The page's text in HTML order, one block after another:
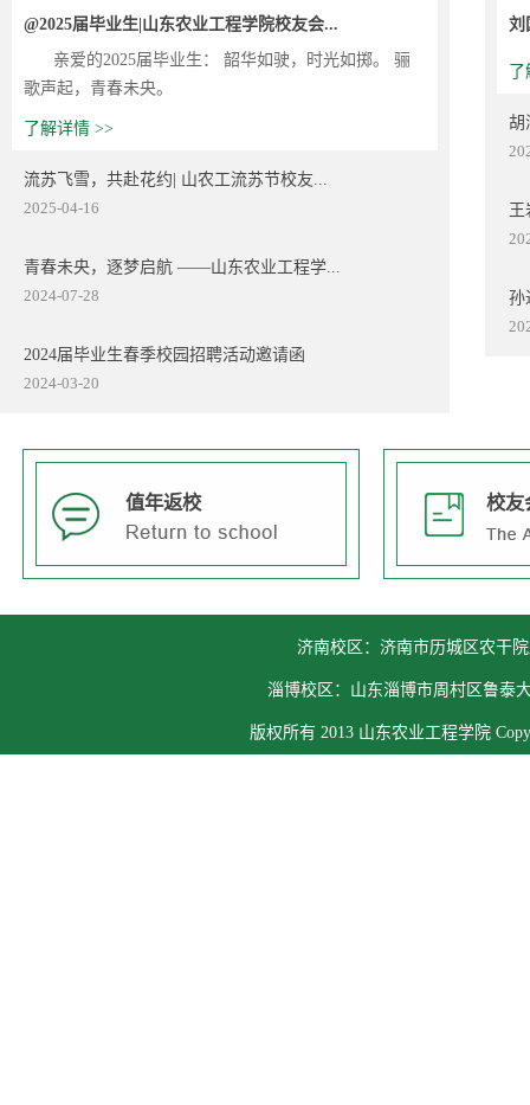
@2025届毕业生|山东农业工程学院校友会...
亲爱的2025届毕业生： 韶华如驶，时光如掷。 骊
歌声起，青春未央。
了解详情 >>
流苏飞雪，共赴花约| 山农工流苏节校友...
2025-04-16
青春未央，逐梦启航 ——山东农业工程学...
2024-07-28
2024届毕业生春季校园招聘活动邀请函
2024-03-20
刘
胡
孙
值年返校 校友
济南校区：济南市历城区农干
淄博校区：山东淄博市周村区鲁泰
版权所有 2013 山东农业工程学院